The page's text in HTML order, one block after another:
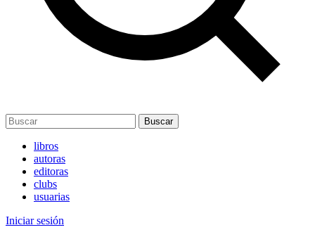
Buscar
libros
autoras
editoras
clubs
usuarias
Iniciar sesión